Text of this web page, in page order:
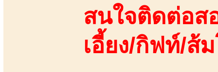
สนใจติดต่อส
เอี้ยง/กิฟท์/ส้